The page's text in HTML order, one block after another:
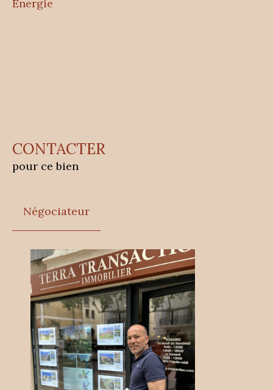
Energie
CONTACTER
pour ce bien
Négociateur